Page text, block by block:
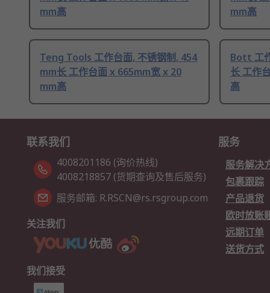
mm高
mm高
Teng Tools 工作台面, 不锈钢制, 454
mm长 工作台面 x 665mm宽 x 20
mm高
Bott 工
长 工作
高
联系我们
4008201186 (询价热线)
4008218857 (货期查询及售后服务)
服务邮箱: R.RSCN@rs.rsgroup.com
关注我们
我们接受
服务
服务解决
包裹跟踪
产品退货
欧时放账
远期订单
送货方式